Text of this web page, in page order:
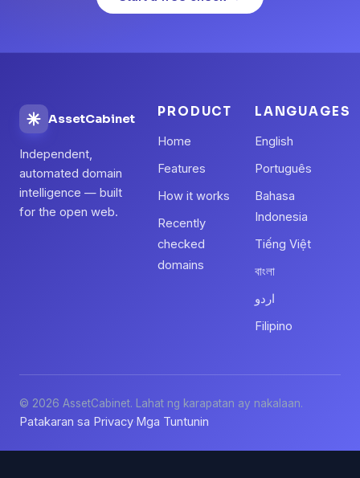
AssetCabinet
Independent,
automated domain
intelligence — built
for the open web.
PRODUCT
Home
Features
How it works
Recently
checked
domains
LANGUAGES
English
Português
Bahasa
Indonesia
Tiếng Việt
বাংলা
اردو
Filipino
© 2026 AssetCabinet. Lahat ng karapatan ay nakalaan.
Patakaran sa Privacy·Mga Tuntunin